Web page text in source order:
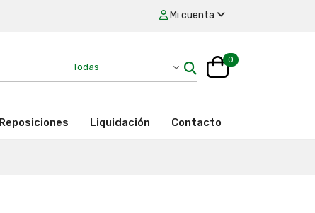
Mi cuenta
0
Reposiciones Liquidación Contacto